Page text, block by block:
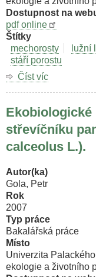
Dostupnost na
pdf online
Štítky
mechorosty
lužní
stáří porostu
Číst víc
v
luzích
Pomoraví.
střevíčníku
calceolus L.).
Autor(ka)
Gola, Petr
Rok
2007
Typ práce
Bakalářská práce
Místo
Univerzita
ekologie a životního